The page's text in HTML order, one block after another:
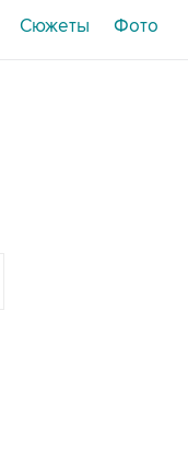
Сюжеты Фото